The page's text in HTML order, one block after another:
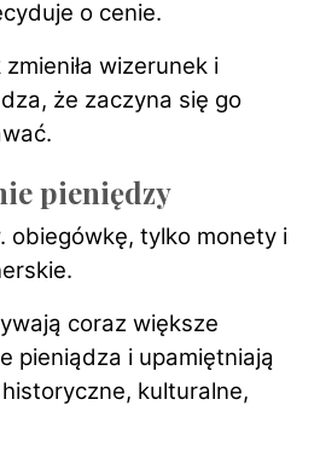
o cenie.
wizerunek i
że zaczyna się go
pieniędzy
obiegówkę, tylko monety i
coraz większe
pieniądza i upamiętniają
kulturalne,